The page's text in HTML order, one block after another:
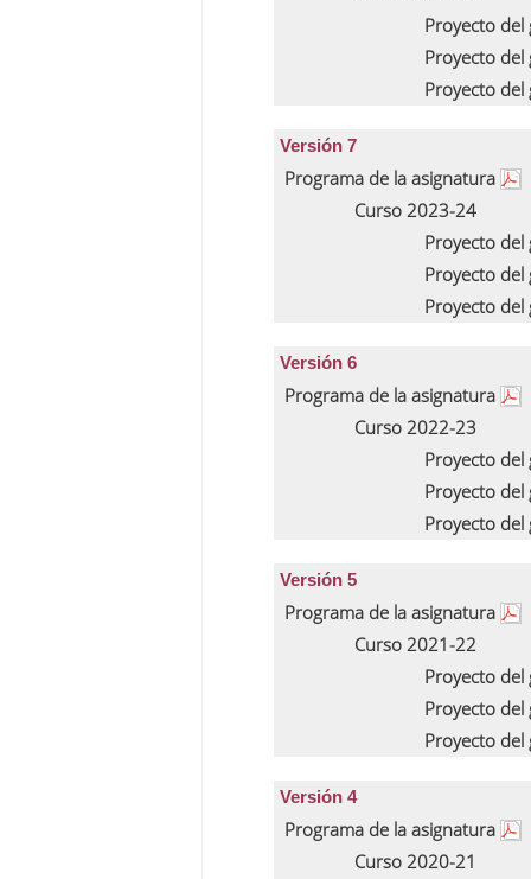
Proyecto
Proyecto
Proyecto
Versión 7
Programa de la asignatura
Curso 2023-24
Proyecto
Proyecto
Proyecto
Versión 6
Programa de la asignatura
Curso 2022-23
Proyecto
Proyecto
Proyecto
Versión 5
Programa de la asignatura
Curso 2021-22
Proyecto
Proyecto
Proyecto
Versión 4
Programa de la asignatura
Curso 2020-21